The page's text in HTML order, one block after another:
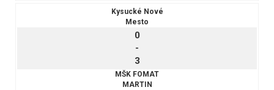
Kysucké Nové
Mesto
0
-
3
MŠK FOMAT
MARTIN